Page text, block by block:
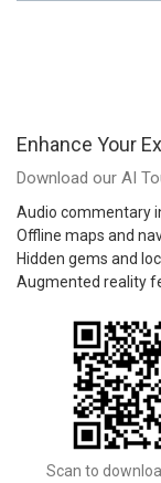
Enhance Your
Download our AI
Audio commentary
Offline maps and
Hidden gems and
Augmented reality
Scan to